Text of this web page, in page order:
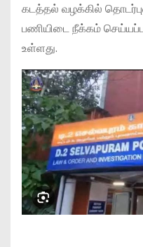
கடத்தல் வழக்கில்
பணியிடை நீக்கம்
உள்ளது.